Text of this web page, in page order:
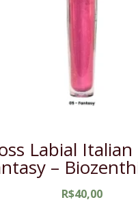
Labial
–
R$40,00